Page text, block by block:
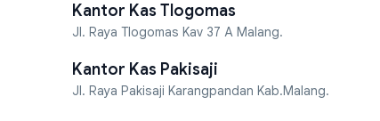
Kantor Kas Tlogomas
Jl. Raya Tlogomas Kav 37 A Malang.
Kantor Kas Pakisaji
Jl. Raya Pakisaji Karangpandan Kab.Malang.